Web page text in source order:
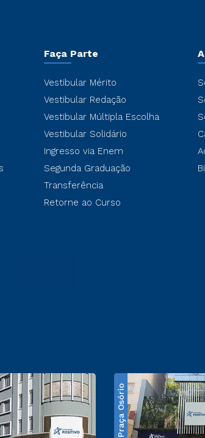
Faça Parte
Vestibular Mérito
Vestibular Redação
Vestibular Múltipla Escolha
Vestibular Solidário
Ingresso via Enem
Segunda Graduação
Transferência
Retorne ao Curso
Praça Osório